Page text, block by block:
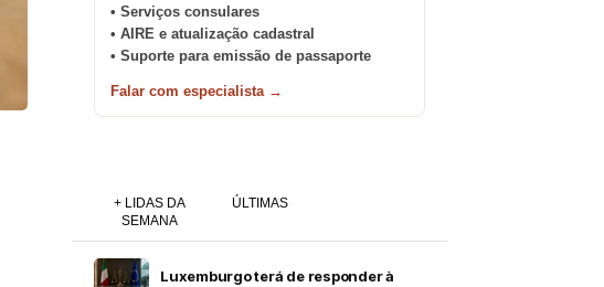
• Serviços consulares
• AIRE e atualização cadastral
• Suporte para emissão de passaporte
Falar com especialista →
+ LIDAS DA
SEMANA
ÚLTIMAS
Luxemburgo terá de responder à